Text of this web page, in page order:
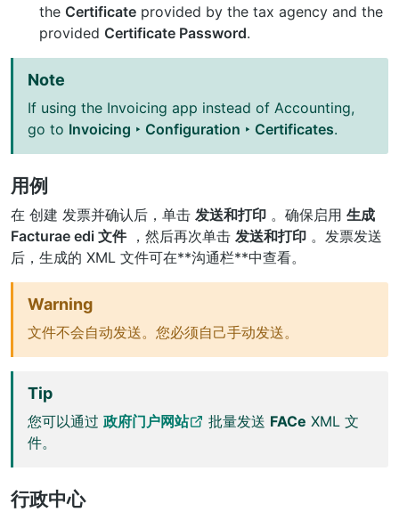
the Certificate provided by the tax agency and the
provided Certificate Password.
Note
If using the Invoicing app instead of Accounting,
go to Invoicing ‣ Configuration ‣ Certificates.
用例
在 创建 发票并确认后，单击 发送和打印 。确保启用 生成
Facturae edi 文件，然后再次单击 发送和打印 。发票发送
后，生成的 XML 文件可在**沟通栏**中查看。
Warning
文件不会自动发送。您必须自己手动发送。
Tip
您可以通过 政府门户网站 批量发送 FACe XML 文
件。
行政中心